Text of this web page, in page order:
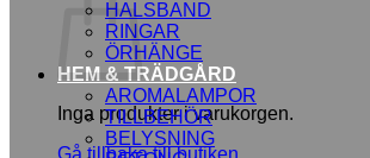
Inga produkter i varukorgen.
Gå tillbaka till butiken
HALSBAND
RINGAR
ÖRHÄNGE
HEM & TRÄDGÅRD
AROMALAMPOR
TILLBEHÖR
BELYSNING